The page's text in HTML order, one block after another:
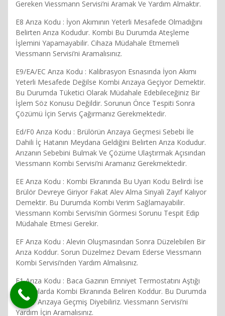
Gereken Viessmann Servisi’ni Aramak Ve Yardım Almaktır.
E8 Arıza Kodu : İyon Akımının Yeterli Mesafede Olmadığını
Belirten Arıza Kodudur. Kombi Bu Durumda Ateşleme
İşlemini Yapamayabilir. Cihaza Müdahale Etmemeli
Viessmann Servisi’ni Aramalısınız.
E9/EA/EC Arıza Kodu : Kalibrasyon Esnasında İyon Akımı
Yeterli Mesafede Değilse Kombi Arızaya Geçiyor Demektir.
Bu Durumda Tüketici Olarak Müdahale Edebileceğiniz Bir
İşlem Söz Konusu Değildir. Sorunun Önce Tespiti Sonra
Çözümü İçin Servis Çağırmanız Gerekmektedir.
Ed/F0 Arıza Kodu : Brülörün Arızaya Geçmesi Sebebi İle
Dahili İç Hatanın Meydana Geldiğini Belirten Arıza Kodudur.
Arızanın Sebebini Bulmak Ve Çözüme Ulaştırmak Açısından
Viessmann Kombi Servisi’ni Aramanız Gerekmektedir.
EE Arıza Kodu : Kombi Ekranında Bu Uyarı Kodu Belirdi İse
Brülör Devreye Giriyor Fakat Alev Alma Sinyali Zayıf Kalıyor
Demektir. Bu Durumda Kombi Verim Sağlamayabilir.
Viessmann Kombi Servisi’nin Görmesi Sorunu Tespit Edip
Müdahale Etmesi Gerekir.
EF Arıza Kodu : Alevin Oluşmasından Sonra Düzelebilen Bir
Arıza Koddur. Sorun Düzelmez Devam Ederse Viessmann
Kombi Servisi’nden Yardım Almalısınız.
F1 Arıza Kodu : Baca Gazının Emniyet Termostatını Aştığı
Durumlarda Kombi Ekranında Beliren Koddur. Bu Durumda
Brülör Arızaya Geçmiş Diyebiliriz. Viessmann Servisi’ni
Yardım İçin Aramalısınız.